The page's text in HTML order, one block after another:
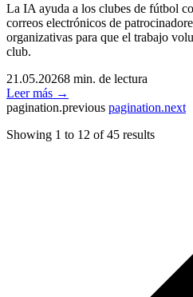
La IA ayuda a los clubes de fútbol
correos electrónicos de
organizativas para que el trabajo
club.
21.05.20268 min. de lectura
Leer más →
pagination.previous pagination.next
Showing 1 to 12 of45 results